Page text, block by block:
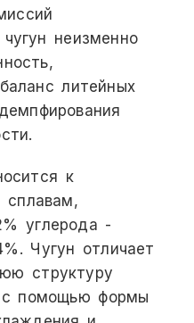
неизменно
литейных
к
сплавам,
углерода -
Чугун отличает
структуру
с помощью формы